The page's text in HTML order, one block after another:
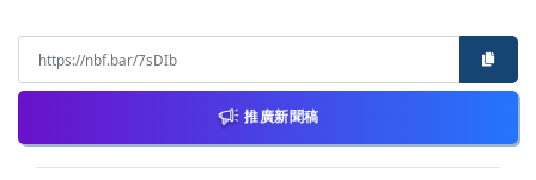
推廣新聞稿